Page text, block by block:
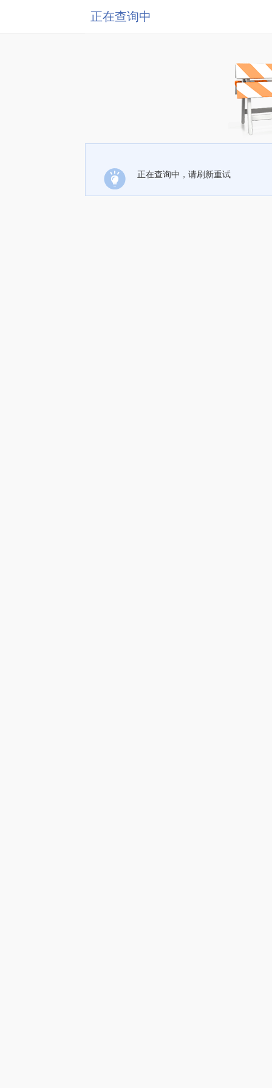
正在查询中
正在查询中，请刷新重试